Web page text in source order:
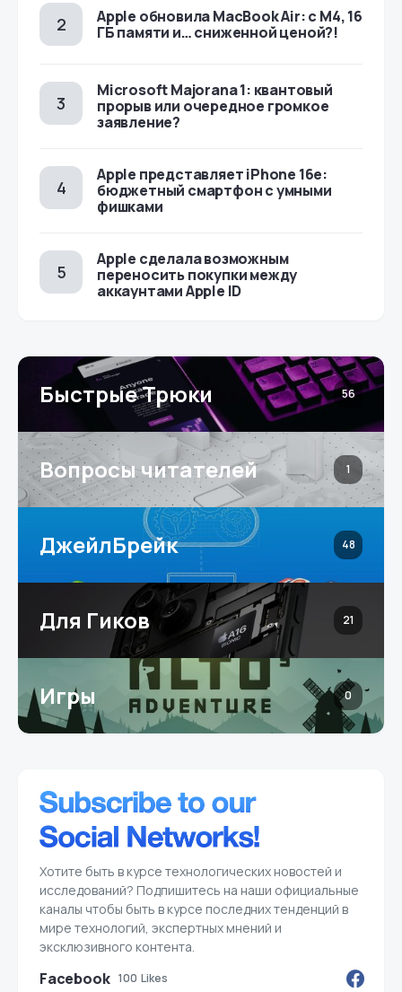
Apple обновила MacBook Air: с M4, 16
ГБ памяти и… сниженной ценой?!
Microsoft Majorana 1: квантовый
прорыв или очередное громкое
заявление?
Apple представляет iPhone 16e:
бюджетный смартфон с умными
фишками
Apple сделала возможным
переносить покупки между
аккаунтами Apple ID
Быстрые Трюки 56
Вопросы читателей 1
ДжейлБрейк 48
Для Гиков 21
Игры 0
Хотите быть в курсе технологических новостей и
исследований? Подпишитесь на наши официальные
каналы чтобы быть в курсе последних тенденций в
мире технологий, экспертных мнений и
эксклюзивного контента.
Facebook 100 Likes